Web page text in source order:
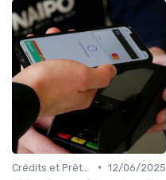
• 12/06/2025